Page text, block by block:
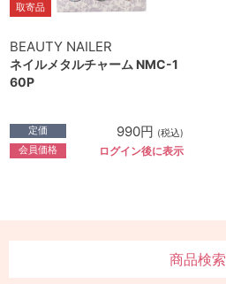
取寄品
BEAUTY NAILER
ネイルメタルチャーム NMC-1
60P
定価 990円 (税込)
会員価格 ログイン後に表示
商品検索